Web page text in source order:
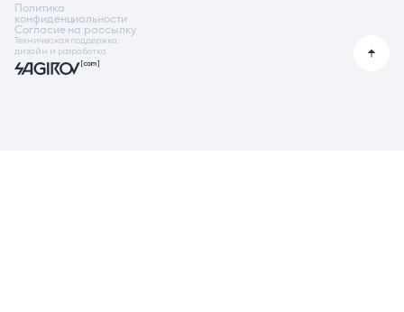
Политика
конфиденциальности
Согласие на рассылку
Техническая поддержка:
дизайн и разработка